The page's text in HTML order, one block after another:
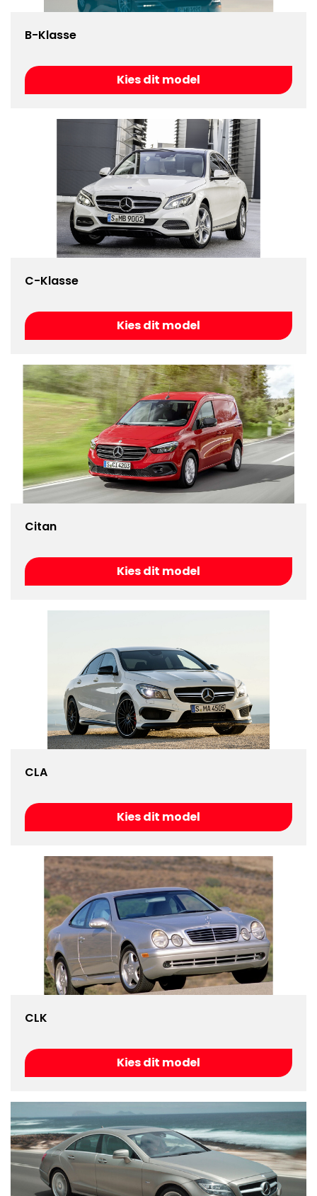
B-Klasse
Kies dit model
C-Klasse
Kies dit model
Citan
Kies dit model
CLA
Kies dit model
CLK
Kies dit model